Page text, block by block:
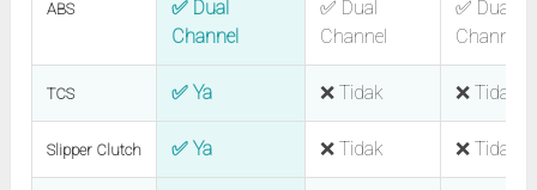
ABS
✅ Dual
Channel
✅ Dual
Channel
✅ Dual
Channel
TCS ✅ Ya ❌ Tidak ❌ Tidak
Slipper Clutch ✅ Ya ❌ Tidak ❌ Tidak